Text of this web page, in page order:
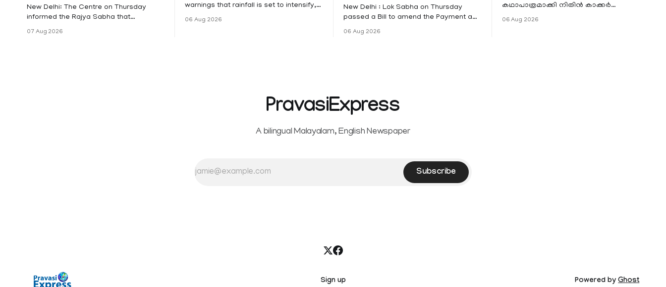
New Delhi: The Centre on Thursday
informed the Rajya Sabha that
Modi's foreign visits has crossed ₹74.5
07 Aug 2026
warnings that rainfall is set to intensify,
Friday for educational institutions across
06 Aug 2026
New Delhi : Lok Sabha on Thursday
passed a Bill to amend the Payment and
authorises the government to permit
06 Aug 2026
കഥാപാത്രമാക്കി നിതിൻ കാക്കർ
'ആവാരാപ്പൻ 2'. ഐഎംഡിബി പട്ടിക
06 Aug 2026
PravasiExpress
A bilingual Malayalam, English Newspaper
Subscribe
Sign up Powered byGhost